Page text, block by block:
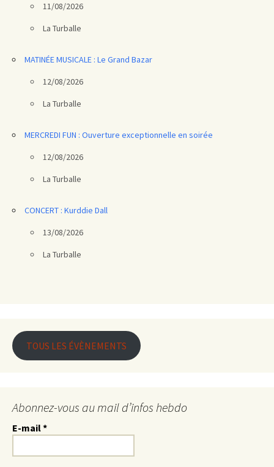
11/08/2026
La Turballe
MATINÉE MUSICALE : Le Grand Bazar
12/08/2026
La Turballe
MERCREDI FUN : Ouverture exceptionnelle en soirée
12/08/2026
La Turballe
CONCERT : Kurddie Dall
13/08/2026
La Turballe
TOUS LES ÉVÈNEMENTS
Abonnez-vous au mail d’infos hebdo
E-mail*